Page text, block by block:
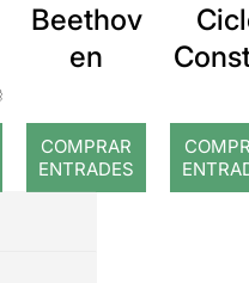
Beethov
en
COMPRAR
ENTRADES
de